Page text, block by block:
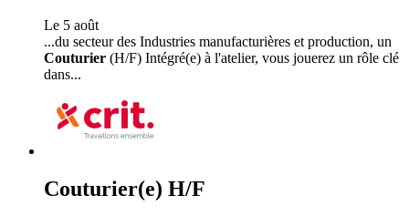
Le 5 août
...du secteur des Industries manufacturières et production, un
Couturier (H/F) Intégré(e) à l'atelier, vous jouerez un rôle clé
dans...
Couturier(e) H/F